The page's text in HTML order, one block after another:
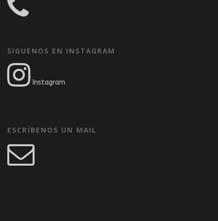
SIGUENOS EN INSTAGRAM
Instagram
ESCRÍBENOS UN MAIL